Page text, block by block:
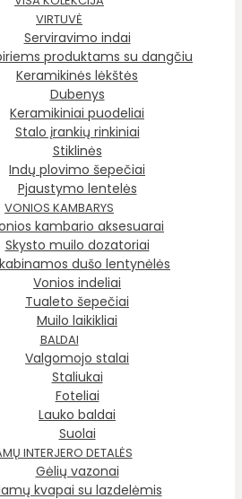
VIRTUVĖ
Serviravimo indai
produktams su dangčiu
Keramikinės lėkštės
Dubenys
Keramikiniai puodeliai
Stalo įrankių rinkiniai
Stiklinės
Indų plovimo šepečiai
Pjaustymo lentelės
VONIOS KAMBARYS
kambario aksesuarai
Skysto muilo dozatoriai
dušo lentynėlės
Vonios indeliai
Tualeto šepečiai
Muilo laikikliai
BALDAI
Valgomojo stalai
Staliukai
Foteliai
Lauko baldai
Suolai
INTERJERO DETALĖS
Gėlių vazonai
kvapai su lazdelėmis